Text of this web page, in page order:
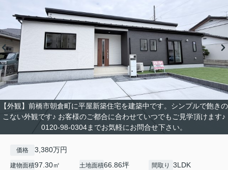
【外観】前橋市朝倉町に平屋新築住宅を建築中です。シンプルで飽きの
こない外観です♪ お客様のご都合に合わせていつでもご見学頂けます♪
0120-98-0304までお気軽にお問合せ下さい。
価格 3,380万円
建物面積97.30㎡ 土地面積66.86坪
間取り 3LDK